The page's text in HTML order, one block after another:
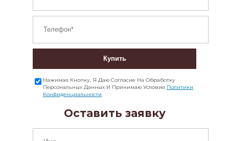
Купить
Нажимая Кнопку, Я Даю Согласие На Обработку
Персональных Данных И Принимаю Условия Политики
Конфиденциальности
Оставить заявку